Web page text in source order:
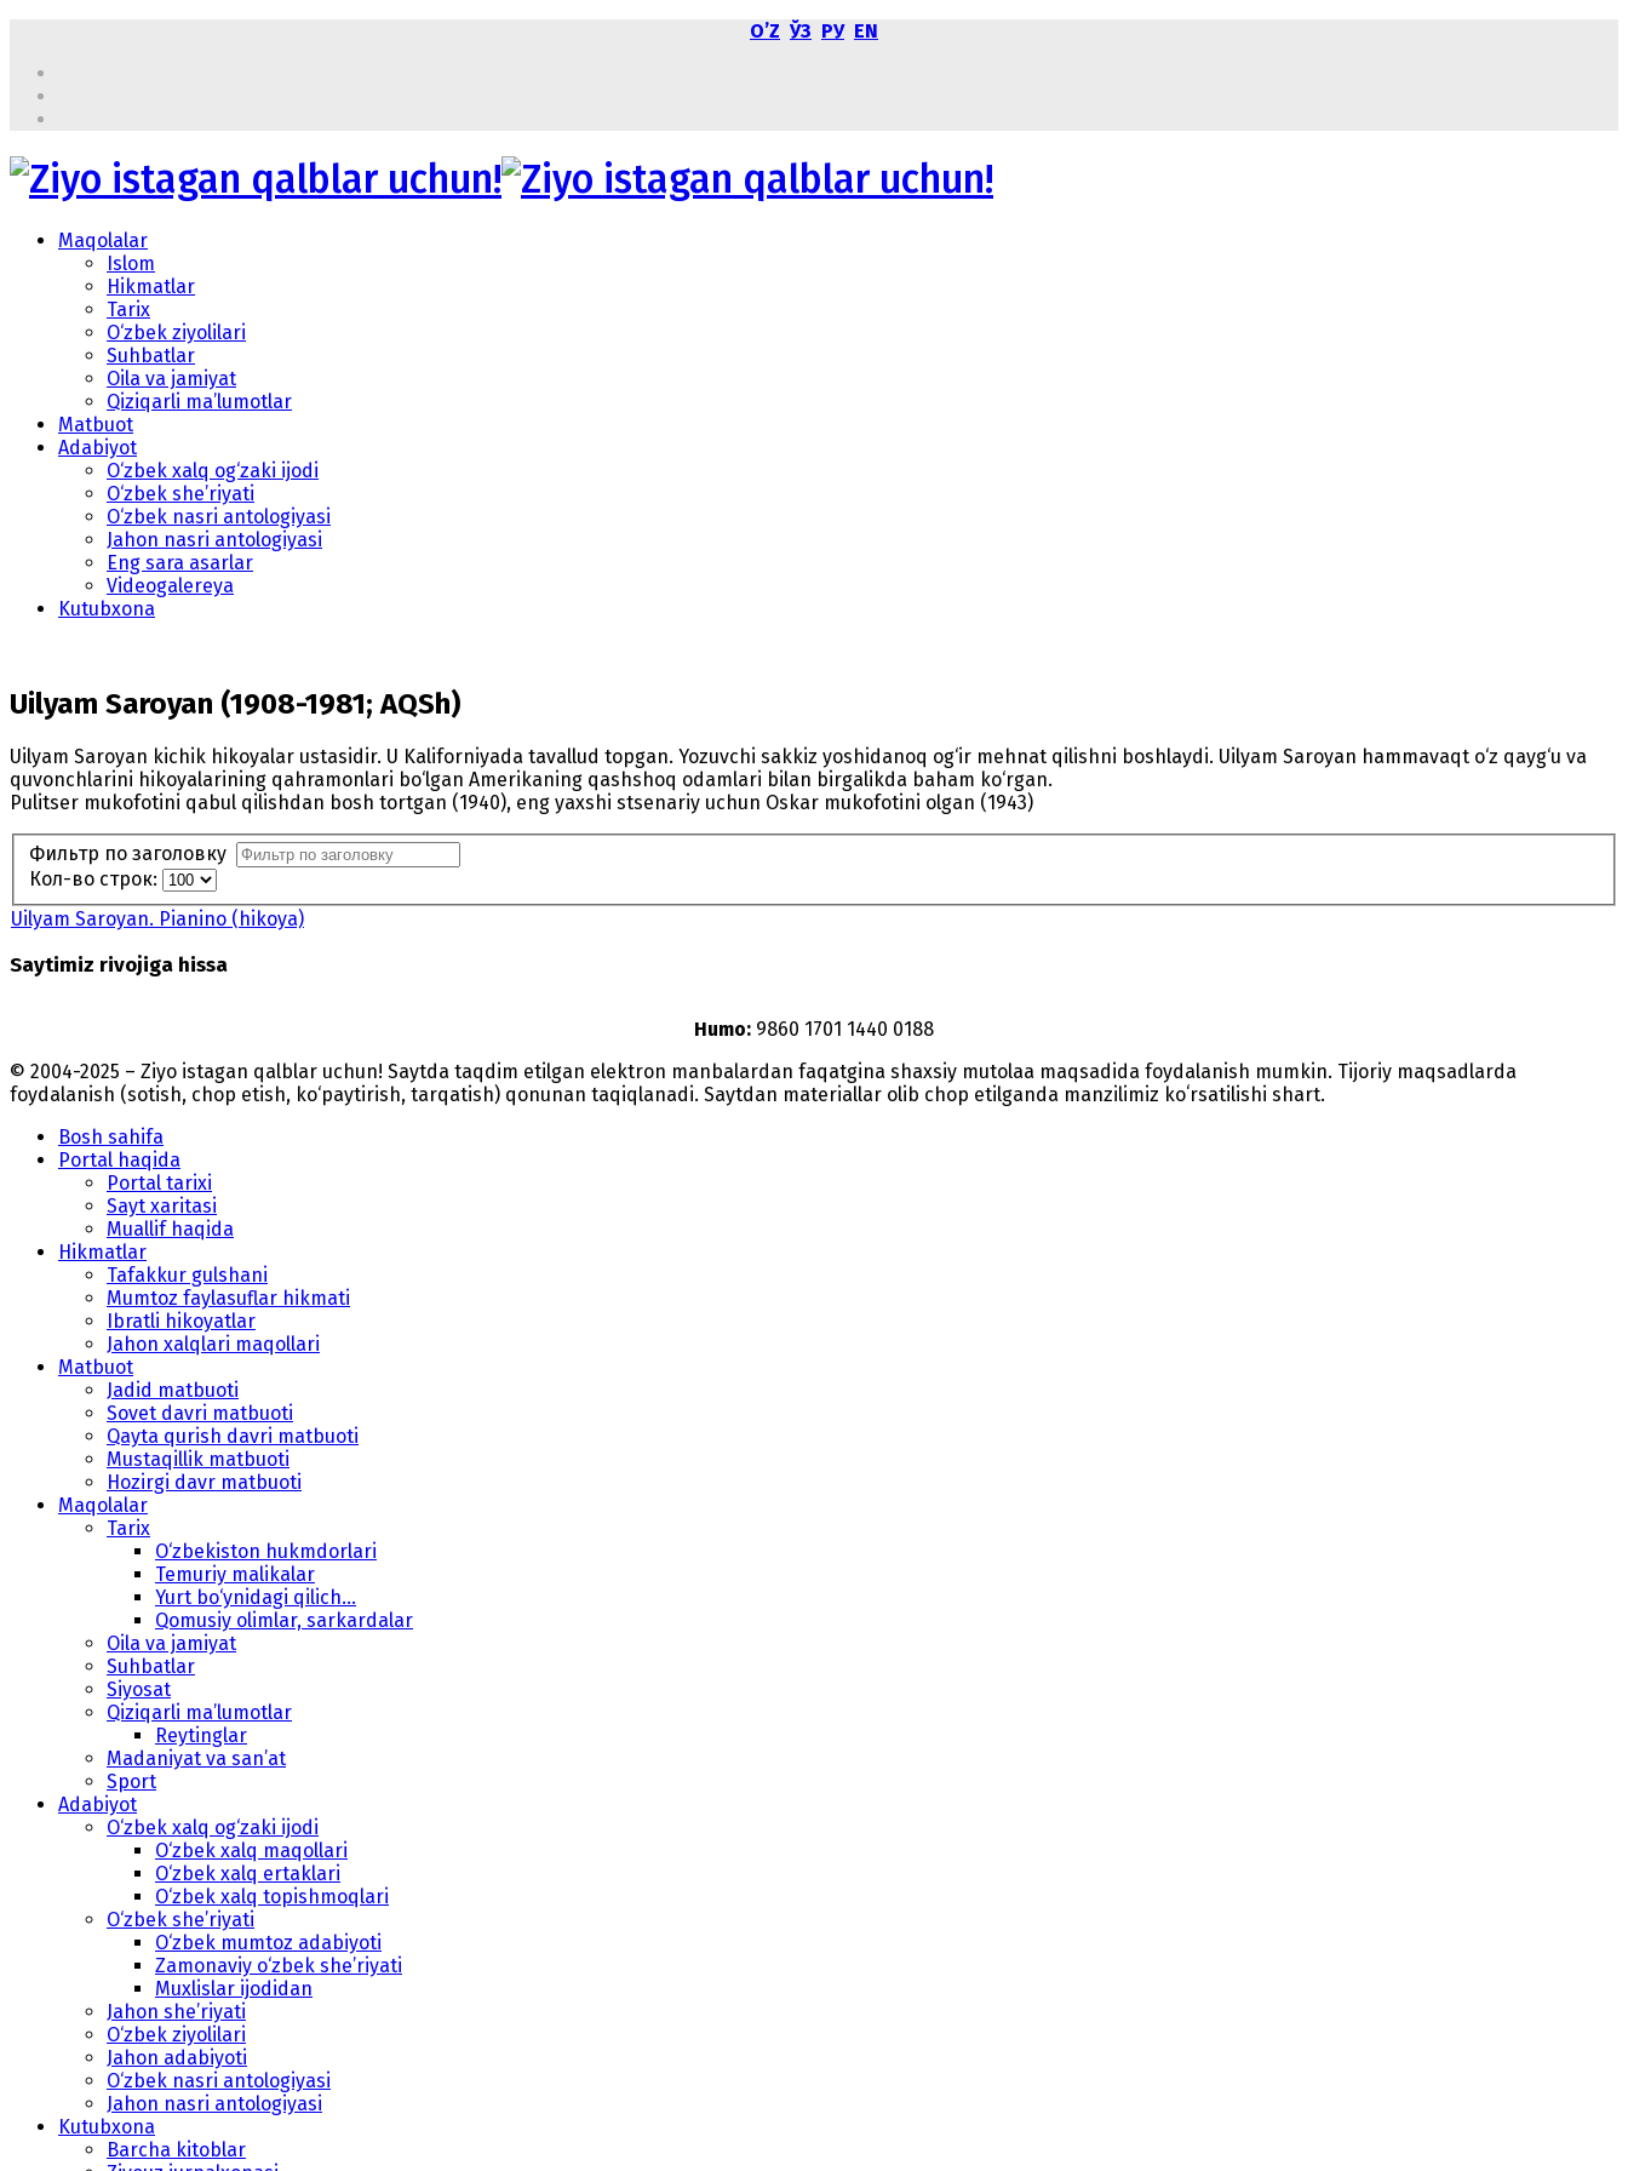
OʼZ ЎЗ РУ EN
Maqolalar
Islom
Hikmatlar
Tarix
O‘zbek ziyolilari
Suhbatlar
Oila va jamiyat
Qiziqarli ma’lumotlar
Matbuot
Adabiyot
O‘zbek xalq og‘zaki ijodi
O‘zbek she’riyati
O‘zbek nasri antologiyasi
Jahon nasri antologiyasi
Eng sara asarlar
Videogalereya
Kutubxona
Uilyam Saroyan (1908-1981; AQSh)
Uilyam Saroyan kichik hikoyalar ustasidir. U Kaliforniyada tavallud topgan. Yozuvchi sakkiz yoshidanoq og‘ir mehnat qilishni boshlaydi. Uilyam Saroyan hammavaqt o‘z qayg‘u va
quvonchlarini hikoyalarining qahramonlari bo‘lgan Amerikaning qashshoq odamlari bilan birgalikda baham ko‘rgan.
Pulitser mukofotini qabul qilishdan bosh tortgan (1940), eng yaxshi stsenariy uchun Oskar mukofotini olgan (1943)
Фильтр по заголовку
Кол-во строк:
Uilyam Saroyan. Pianino (hikoya)
Saytimiz rivojiga hissa
Humo: 9860 1701 1440 0188
© 2004-2025 – Ziyo istagan qalblar uchun! Saytda taqdim etilgan elektron manbalardan faqatgina shaxsiy mutolaa maqsadida foydalanish mumkin. Tijoriy maqsadlarda
foydalanish (sotish, chop etish, ko‘paytirish, tarqatish) qonunan taqiqlanadi. Saytdan materiallar olib chop etilganda manzilimiz koʻrsatilishi shart.
Bosh sahifa
Portal haqida
Portal tarixi
Sayt xaritasi
Muallif haqida
Hikmatlar
Tafakkur gulshani
Mumtoz faylasuflar hikmati
Ibratli hikoyatlar
Jahon xalqlari maqollari
Matbuot
Jadid matbuoti
Sovet davri matbuoti
Qayta qurish davri matbuoti
Mustaqillik matbuoti
Hozirgi davr matbuoti
Maqolalar
Tarix
O‘zbekiston hukmdorlari
Temuriy malikalar
Yurt bo‘ynidagi qilich...
Qomusiy olimlar, sarkardalar
Oila va jamiyat
Suhbatlar
Siyosat
Qiziqarli ma’lumotlar
Reytinglar
Madaniyat va san’at
Sport
Adabiyot
O‘zbek xalq og‘zaki ijodi
O‘zbek xalq maqollari
O‘zbek xalq ertaklari
O‘zbek xalq topishmoqlari
O‘zbek she’riyati
O‘zbek mumtoz adabiyoti
Zamonaviy o‘zbek she’riyati
Muxlislar ijodidan
Jahon she’riyati
O‘zbek ziyolilari
Jahon adabiyoti
O‘zbek nasri antologiyasi
Jahon nasri antologiyasi
Kutubxona
Barcha kitoblar